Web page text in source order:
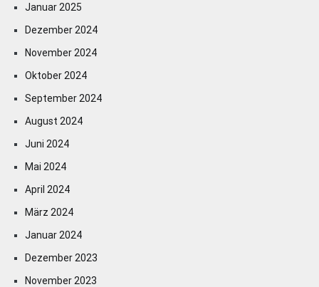
Januar 2025
Dezember 2024
November 2024
Oktober 2024
September 2024
August 2024
Juni 2024
Mai 2024
April 2024
März 2024
Januar 2024
Dezember 2023
November 2023